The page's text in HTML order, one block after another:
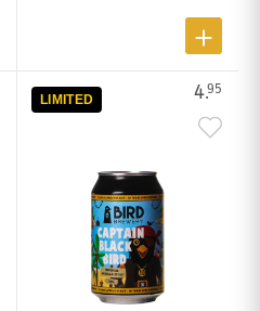
4.95
LIMITED